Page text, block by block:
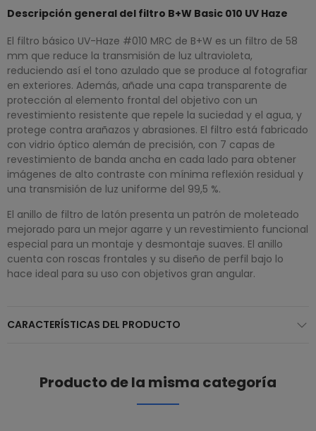
Descripción general del filtro B+W Basic 010 UV Haze
El filtro básico UV-Haze #010 MRC de B+W es un filtro de 58
mm que reduce la transmisión de luz ultravioleta,
reduciendo así el tono azulado que se produce al fotografiar
en exteriores. Además, añade una capa transparente de
protección al elemento frontal del objetivo con un
revestimiento resistente que repele la suciedad y el agua, y
protege contra arañazos y abrasiones. El filtro está fabricado
con vidrio óptico alemán de precisión, con 7 capas de
revestimiento de banda ancha en cada lado para obtener
imágenes de alto contraste con mínima reflexión residual y
una transmisión de luz uniforme del 99,5 %.
El anillo de filtro de latón presenta un patrón de moleteado
mejorado para un mejor agarre y un revestimiento funcional
especial para un montaje y desmontaje suaves. El anillo
cuenta con roscas frontales y su diseño de perfil bajo lo
hace ideal para su uso con objetivos gran angular.
CARACTERÍSTICAS DEL PRODUCTO
Producto de la misma categoría